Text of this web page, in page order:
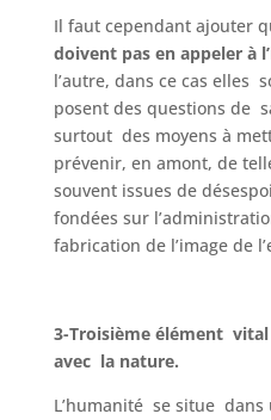
Il faut cependant ajouter
doivent pas en appeler à
l’autre, dans ce cas elles
posent des questions de
surtout des moyens à
prévenir, en amont, de
souvent issues de
fondées sur
fabrication de l’image de
3-Troisième élément
avec la nature.
L’humanité se situe dans